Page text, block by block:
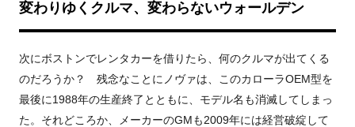
変わりゆくクルマ、変わらないウォールデン
次にボストンでレンタカーを借りたら、何のクルマが出てくる
のだろうか？ 残念なことにノヴァは、このカローラOEM型を
最後に1988年の生産終了とともに、モデル名も消滅してしまっ
た。それどころか、メーカーのGMも2009年には経営破綻して